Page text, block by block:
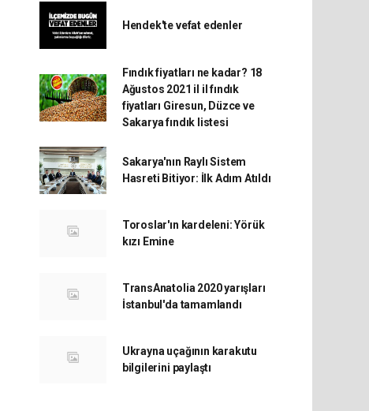
Hendek'te vefat edenler
Fındık fiyatları ne kadar? 18
Ağustos 2021 il il fındık
fiyatları Giresun, Düzce ve
Sakarya fındık listesi
Sakarya'nın Raylı Sistem
Hasreti Bitiyor: İlk Adım Atıldı
Toroslar'ın kardeleni: Yörük
kızı Emine
TransAnatolia 2020 yarışları
İstanbul'da tamamlandı
Ukrayna uçağının karakutu
bilgilerini paylaştı